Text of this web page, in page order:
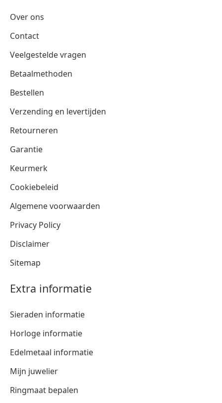
Over ons
Contact
Veelgestelde vragen
Betaalmethoden
Bestellen
Verzending en levertijden
Retourneren
Garantie
Keurmerk
Cookiebeleid
Algemene voorwaarden
Privacy Policy
Disclaimer
Sitemap
Extra informatie
Sieraden informatie
Horloge informatie
Edelmetaal informatie
Mijn juwelier
Ringmaat bepalen